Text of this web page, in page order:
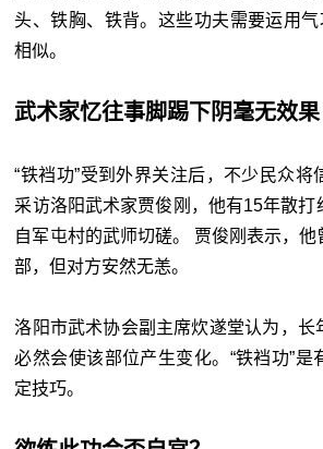
头、铁胸、铁背。这些功夫需要运用气
相似。
武术家忆往事脚踢下阴毫无效果
“铁裆功”受到外界关注后，不少民众将
采访洛阳武术家贾俊刚，他有15年散打
自军屯村的武师切磋。 贾俊刚表示，
部，但对方安然无恙。
洛阳市武术协会副主席炊遂堂认为，长
必然会使该部位产生变化。“铁裆功”是
定技巧。